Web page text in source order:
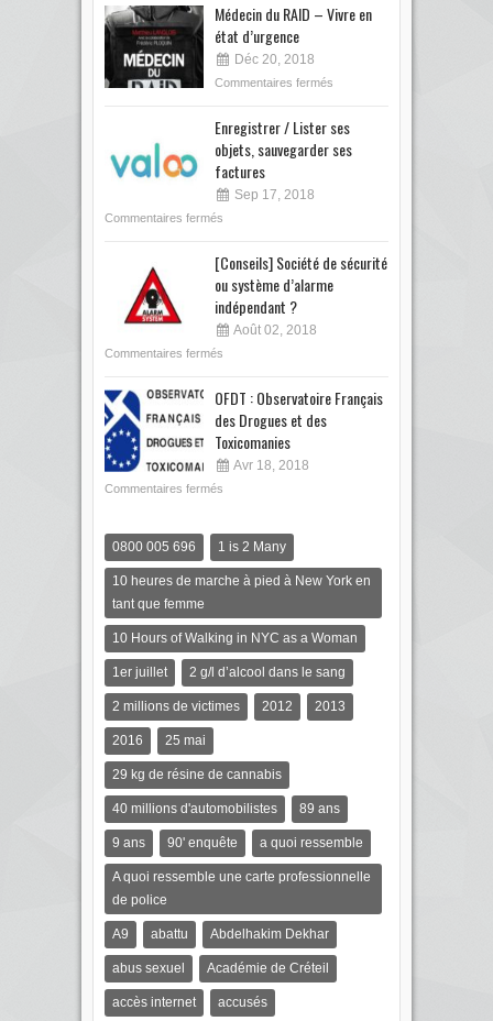
Médecin du RAID – Vivre en
état d’urgence
Déc 20, 2018
Commentaires fermés
Enregistrer / Lister ses
objets, sauvegarder ses
factures
Sep 17, 2018
Commentaires fermés
[Conseils] Société de sécurité
ou système d’alarme
indépendant ?
Août 02, 2018
Commentaires fermés
OFDT : Observatoire Français
des Drogues et des
Toxicomanies
Avr 18, 2018
Commentaires fermés
0800 005 696 1 is 2 Many
10 heures de marche à pied à New York en
tant que femme
10 Hours of Walking in NYC as a Woman
1er juillet 2 g/l d’alcool dans le sang
2 millions de victimes 2012 2013
2016 25 mai
29 kg de résine de cannabis
40 millions d'automobilistes 89 ans
9 ans 90' enquête a quoi ressemble
A quoi ressemble une carte professionnelle
de police
A9 abattu Abdelhakim Dekhar
abus sexuel Académie de Créteil
accès internet accusés